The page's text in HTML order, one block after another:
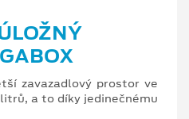
zavazadlový prostor ve
a to díky jedinečnému